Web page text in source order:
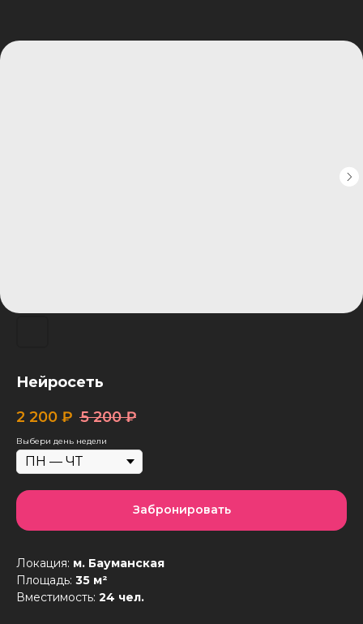
Нейросеть
2 200 ₽ 5 200 ₽
Выбери день недели
Забронировать
Локация: м. Бауманская
Площадь: 35 м²
Вместимость: 24 чел.